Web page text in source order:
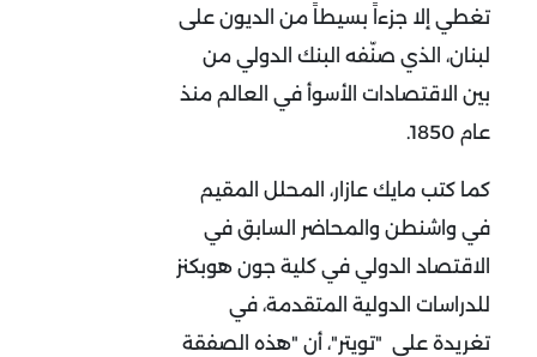
تغطي إلا جزءاً بسيطاً من الديون على
لبنان، الذي صنّفه البنك الدولي من
بين الاقتصادات الأسوأ في العالم منذ
عام 1850.
كما كتب مايك عازار، المحلل المقيم
في واشنطن والمحاضر السابق في
الاقتصاد الدولي في كلية جون هوبكنز
للدراسات الدولية المتقدمة، في
تغريدة على "تويتر"، أن "هذه الصفقة